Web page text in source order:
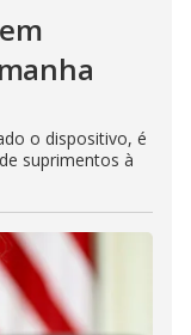
o dispositivo, é
suprimentos à